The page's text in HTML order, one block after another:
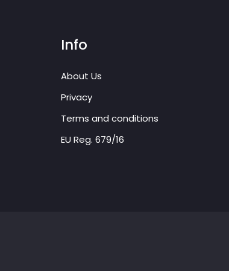
Info
About Us
Privacy
Terms and conditions
EU Reg. 679/16